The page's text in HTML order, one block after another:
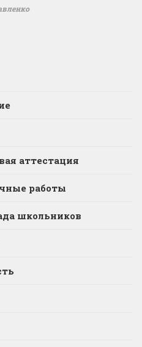
аттестация
работы
школьников